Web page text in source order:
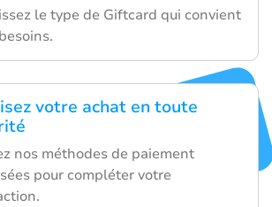
le type de Giftcard qui convient
votre achat en toute
nos méthodes de paiement
pour compléter votre